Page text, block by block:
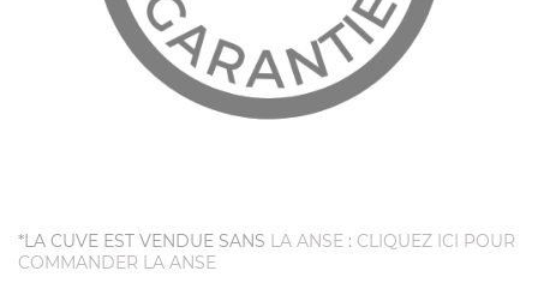
*LA CUVE EST VENDUE SANS LA ANSE : CLIQUEZ ICI POUR
COMMANDER LA ANSE